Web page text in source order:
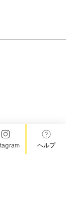
ヘルプ